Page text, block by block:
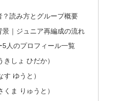
？読み方とグループ概要
景｜ジュニア再編成の流れ
5人のプロフィール一覧
きしょ ひだか）
ゆうと）
くま りゅうと）